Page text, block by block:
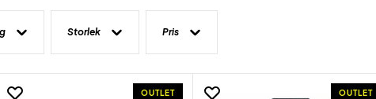
Storlek Pris
OUTLET OUTLET